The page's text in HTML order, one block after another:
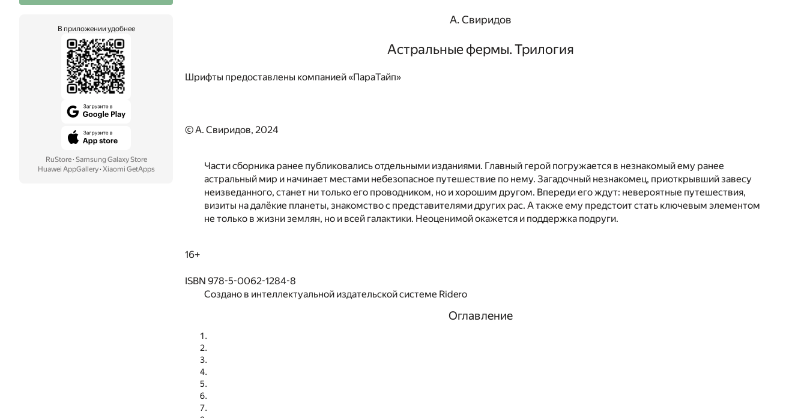
В приложении удобнее
RuStore· Samsung Galaxy Store
Huawei AppGallery· Xiaomi GetApps
А. Свиридов
Астральные фермы. Трилогия
Шрифты предоставлены компанией «ПараТайп»
© А. Свиридов, 2024
Части сборника ранее публиковались отдельными изданиями. Главный герой погружается в незнакомый ему ранее
астральный мир и начинает местами небезопасное путешествие по нему. Загадочный незнакомец, приоткрывший завесу
неизведанного, станет ни только его проводником, но и хорошим другом. Впереди его ждут: невероятные путешествия,
визиты на далёкие планеты, знакомство с представителями других рас. А также ему предстоит стать ключевым элементом
не только в жизни землян, но и всей галактики. Неоценимой окажется и поддержка подруги.
16+
ISBN 978-5-0062-1284-8
Создано в интеллектуальной издательской системе Ridero
Оглавление